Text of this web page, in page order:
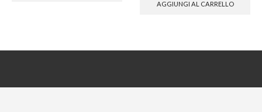
AGGIUNGI AL CARRELLO